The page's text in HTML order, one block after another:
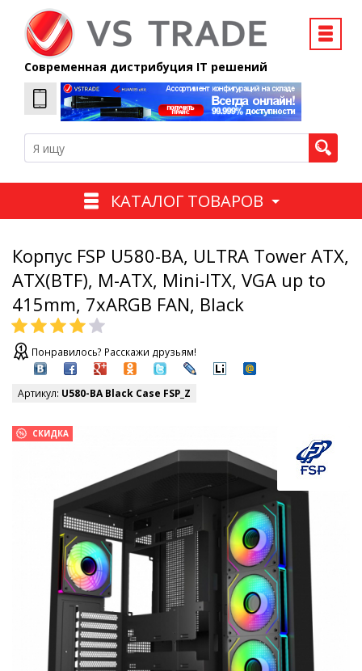
Современная дистрибуция IT решений
КАТАЛОГ ТОВАРОВ
Корпус FSP U580-BA, ULTRA Tower ATX,
ATX(BTF), M-ATX, Mini-ITX, VGA up to
415mm, 7xARGB FAN, Black
Понравилось? Расскажи друзьям!
Артикул: U580-BA Black Case FSP_Z
СКИДКА